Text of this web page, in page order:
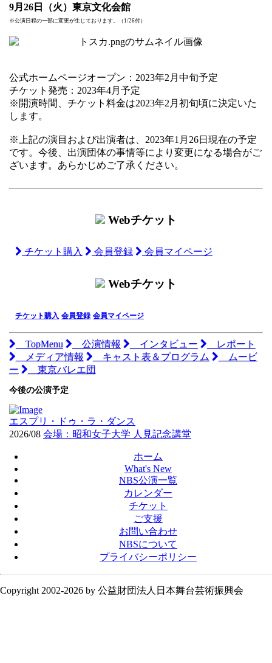
9月26日（火）東京文化会館
※公演日程の一部に変更が生じております。（1/26付）
公式ホームページオープン：2023年2月中旬予定
チケット発売：2023年4月予定
※開演時間、チケット料金は2023年2月初旬頃に決定いた
します。
※上記の演目および出演者は、2023年1月26日現在の予定
です。今後、出演団体の事情等により変更になる場合がご
ざいます。あらかじめご了承ください。
Webチケット
チケット購入 会員登録 会員マイページ
Webチケット
チケット購入 会員登録 会員マイページ
TopMenu 公演情報 インタビュー
レポート
メディア情報
キャスト表＆プログラム
ムービ
ー
東京バレエ団
今後の公演予定
エスプリ・ドゥ・ラ・ダンス
2026/08 会場：昭和女子大学 人見記念講堂
ホーム
What's New
NBS公演一覧
カレンダー
チケット
ご支援
お問い合わせ
NBSについて
プライバシーポリシー
Copyright 2002-2026 by 公益財団法人日本舞台芸術振興会